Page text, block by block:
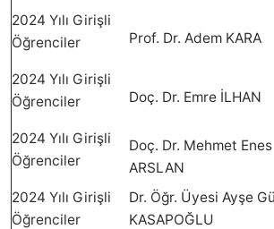
2024 Yılı Girişli
Öğrenciler
Prof. Dr. Adem KARA
2024 Yılı Girişli
Öğrenciler
Doç. Dr. Emre İLHAN
2024 Yılı Girişli
Öğrenciler
Doç. Dr. Mehmet Enes
ARSLAN
2024 Yılı Girişli
Öğrenciler
Dr. Öğr. Üyesi Ayşe
KASAPOĞLU